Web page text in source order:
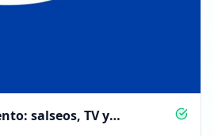
salseos, TV y